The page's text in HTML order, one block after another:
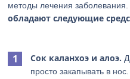
методы лечения
обладают следующие
Сок каланхоэ и алоэ.
просто закапывать в